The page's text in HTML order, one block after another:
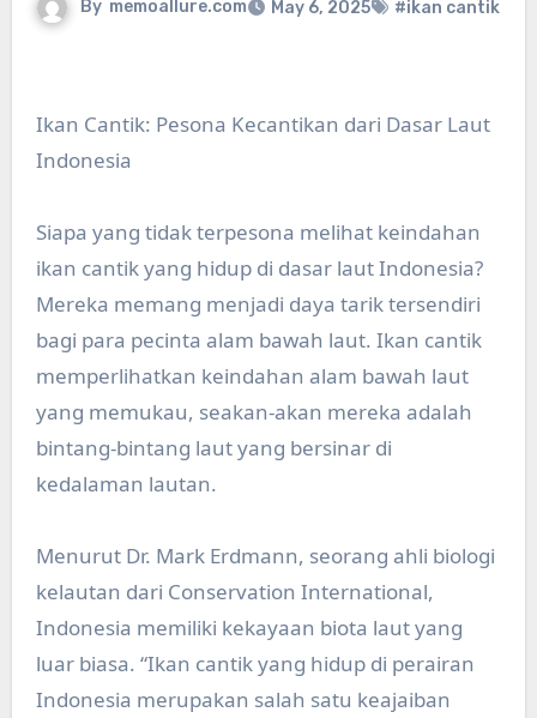
By memoallure.com May 6, 2025 #ikan cantik
Ikan Cantik: Pesona Kecantikan dari Dasar Laut
Indonesia
Siapa yang tidak terpesona melihat keindahan
ikan cantik yang hidup di dasar laut Indonesia?
Mereka memang menjadi daya tarik tersendiri
bagi para pecinta alam bawah laut. Ikan cantik
memperlihatkan keindahan alam bawah laut
yang memukau, seakan-akan mereka adalah
bintang-bintang laut yang bersinar di
kedalaman lautan.
Menurut Dr. Mark Erdmann, seorang ahli biologi
kelautan dari Conservation International,
Indonesia memiliki kekayaan biota laut yang
luar biasa. “Ikan cantik yang hidup di perairan
Indonesia merupakan salah satu keajaiban